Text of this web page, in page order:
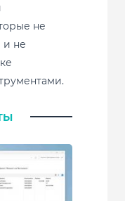
не
и не